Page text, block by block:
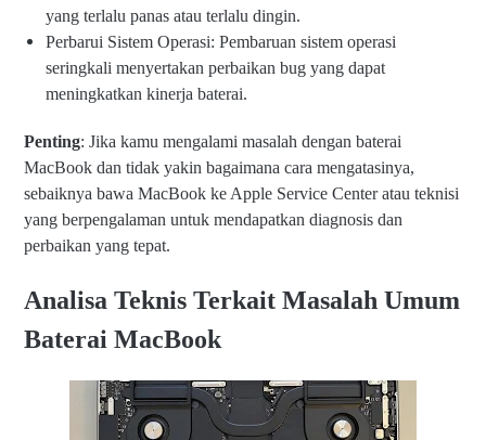
yang terlalu panas atau terlalu dingin.
Perbarui Sistem Operasi: Pembaruan sistem operasi
seringkali menyertakan perbaikan bug yang dapat
meningkatkan kinerja baterai.
Penting: Jika kamu mengalami masalah dengan baterai
MacBook dan tidak yakin bagaimana cara mengatasinya,
sebaiknya bawa MacBook ke Apple Service Center atau teknisi
yang berpengalaman untuk mendapatkan diagnosis dan
perbaikan yang tepat.
Analisa Teknis Terkait Masalah Umum
Baterai MacBook